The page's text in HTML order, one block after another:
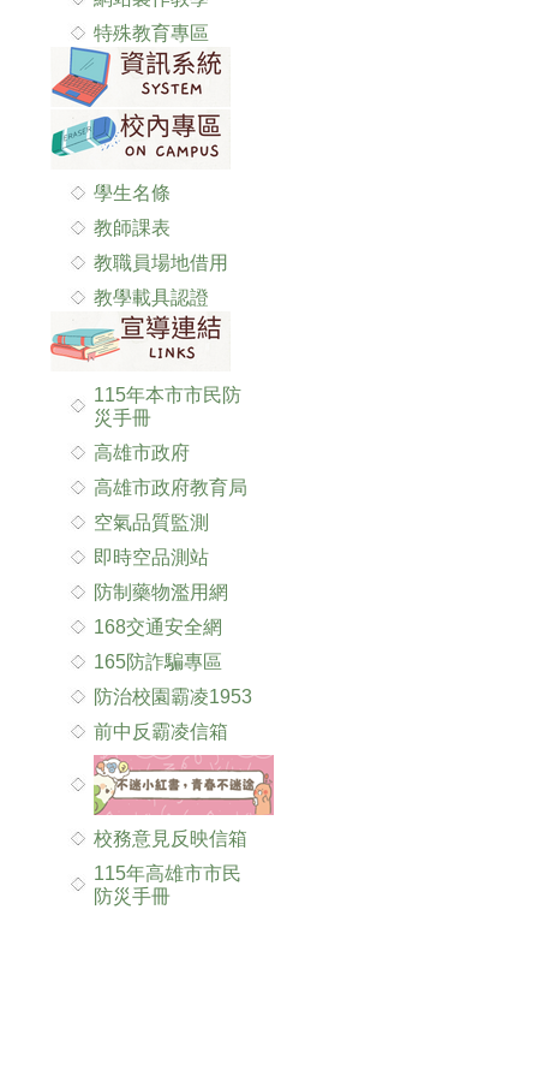
特殊教育專區
學生名條
教師課表
教職員場地借用
教學載具認證
115年本市市民防
災手冊
高雄市政府
高雄市政府教育局
空氣品質監測
即時空品測站
防制藥物濫用網
168交通安全網
165防詐騙專區
防治校園霸凌1953
前中反霸凌信箱
校務意見反映信箱
115年高雄市市民
防災手冊